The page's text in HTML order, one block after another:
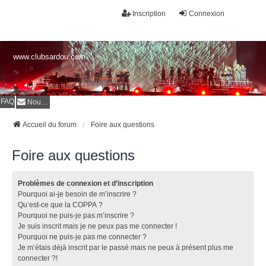
Connexion
Inscription
www.clubsardou.com
FAQ Nous contacter
Accueil du forum Foire aux questions
Foire aux questions
Problèmes de connexion et d’inscription
Pourquoi ai-je besoin de m’inscrire ?
Qu’est-ce que la COPPA ?
Pourquoi ne puis-je pas m’inscrire ?
Je suis inscrit mais je ne peux pas me connecter !
Pourquoi ne puis-je pas me connecter ?
Je m’étais déjà inscrit par le passé mais ne peux à présent plus me
connecter ?!